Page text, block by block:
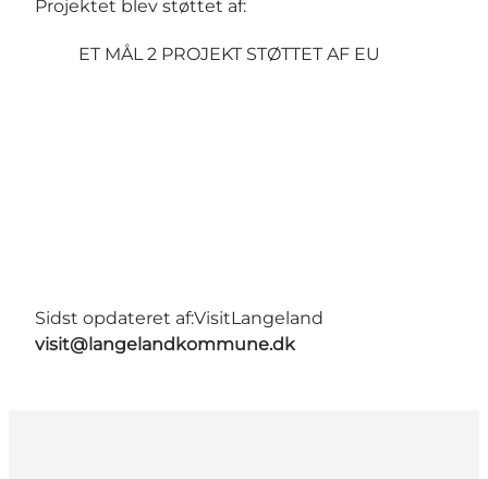
Projektet blev støttet af:
ET MÅL 2 PROJEKT STØTTET AF EU
Sidst opdateret af:VisitLangeland
visit@langelandkommune.dk